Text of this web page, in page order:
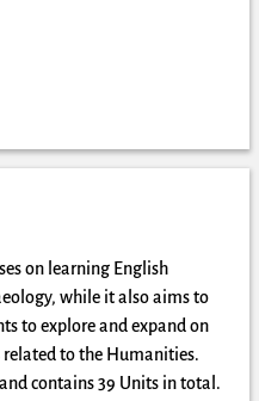
on learning English
while it also aims to
to explore and expand on
to the Humanities.
contains 39 Units in total.